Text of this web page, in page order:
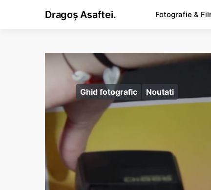
Dragoș Asaftei. Fotografie &
Ghid fotografic Noutati